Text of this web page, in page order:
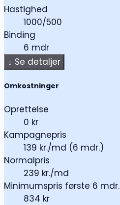
Hastighed
1000/500
Binding
6 mdr
↓ Se detaljer
Omkostninger
Oprettelse
0 kr
Kampagnepris
139 kr./md (6 mdr.)
Normalpris
239 kr./md
Minimumspris første 6 mdr.
834 kr